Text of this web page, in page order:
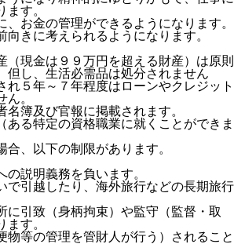
ます。
、お金の管理ができるようになります。
向きに考えられるようになります。
（現金は９９万円を超える財産）は原則
但し、生活必需品は処分されません
れ５年～７年程度はローンやクレジット
ん。
名簿及び官報に掲載されます。
ある特定の資格職業に就くことができま
合、以下の制限があります。
説明義務を負います。
で引越したり、海外旅行などの長期旅行
に引致（身柄拘束）や監守（監督・取
す。
物等の管理を管財人が行う）されること